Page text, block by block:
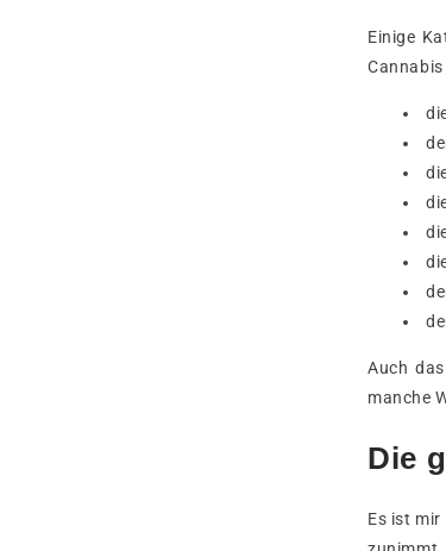
Einige
Auch
manche
Die
Es ist